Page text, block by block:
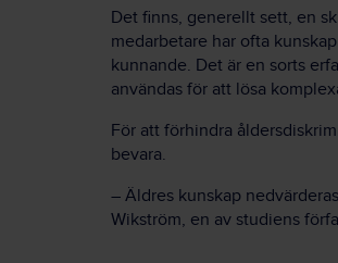
Det finns, generellt sett, en
medarbetare har ofta
kunnande. Det är en sorts
användas för att lösa
För att förhindra
bevara.
– Äldres kunskap
Wikström, en av studiens